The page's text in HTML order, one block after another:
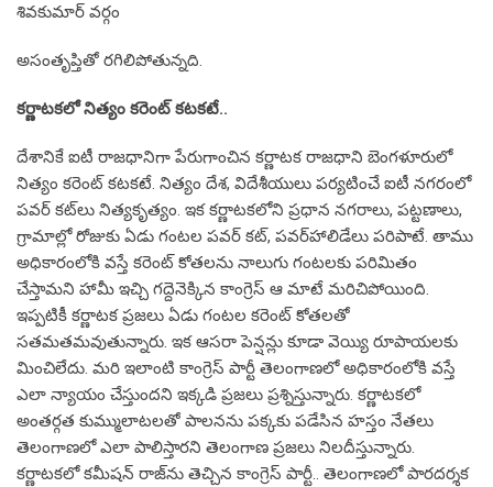
శివ‌కుమార్ వ‌ర్గం
అసంతృప్తితో ర‌గిలిపోతున్న‌ది.
క‌ర్ణాట‌క‌లో నిత్యం క‌రెంట్ క‌ట‌క‌టే..
దేశానికే ఐటీ రాజ‌ధానిగా పేరుగాంచిన క‌ర్ణాట‌క రాజ‌ధాని బెంగ‌ళూరులో
నిత్యం క‌రెంట్ క‌ట‌క‌టే. నిత్యం దేశ‌, విదేశీయులు ప‌ర్య‌టించే ఐటీ న‌గ‌రంలో
ప‌వ‌ర్ క‌ట్‌లు నిత్య‌కృత్యం. ఇక క‌ర్ణాట‌క‌లోని ప్ర‌ధాన న‌గ‌రాలు, ప‌ట్ట‌ణాలు,
గ్రామాల్లో రోజుకు ఏడు గంట‌ల ప‌వ‌ర్ క‌ట్, ప‌వ‌ర్‌హాలిడేలు ప‌రిపాటే. తాము
అధికారంలోకి వ‌స్తే క‌రెంట్ కోత‌ల‌ను నాలుగు గంట‌ల‌కు ప‌రిమితం
చేస్తామ‌ని హామీ ఇచ్చి గ‌ద్దెనెక్కిన కాంగ్రెస్ ఆ మాటే మ‌రిచిపోయింది.
ఇప్ప‌టికీ క‌ర్ణాట‌క ప్ర‌జ‌లు ఏడు గంట‌ల క‌రెంట్ కోత‌ల‌తో
స‌త‌మ‌త‌మ‌వుతున్నారు. ఇక ఆస‌రా పెన్ష‌న్లు కూడా వెయ్యి రూపాయల‌కు
మించిలేదు. మ‌రి ఇలాంటి కాంగ్రెస్ పార్టీ తెలంగాణ‌లో అధికారంలోకి వ‌స్తే
ఎలా న్యాయం చేస్తుంద‌ని ఇక్క‌డి ప్ర‌జ‌లు ప్ర‌శ్నిస్తున్నారు. క‌ర్ణాట‌క‌లో
అంత‌ర్గ‌త కుమ్ములాట‌ల‌తో పాల‌న‌ను ప‌క్క‌కు ప‌డేసిన హ‌స్తం నేత‌లు
తెలంగాణ‌లో ఎలా పాలిస్తార‌ని తెలంగాణ ప్ర‌జ‌లు నిల‌దీస్తున్నారు.
క‌ర్ణాట‌క‌లో క‌మీష‌న్ రాజ్‌ను తెచ్చిన కాంగ్రెస్ పార్టీ.. తెలంగాణ‌లో పార‌ద‌ర్శ‌క